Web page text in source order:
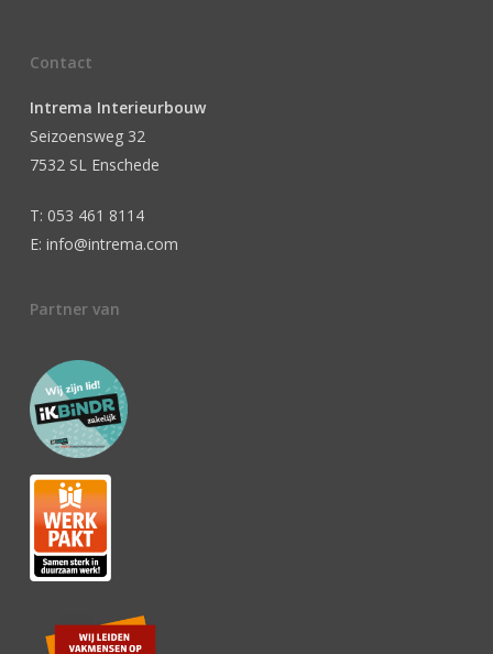
Contact
Intrema Interieurbouw
Seizoensweg 32
7532 SL Enschede
T: 053 461 8114
E: info@intrema.com
Partner van